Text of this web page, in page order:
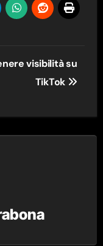
visibilità su
TikTok